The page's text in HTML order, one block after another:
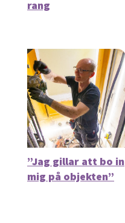
rang
”Jag gillar att bo in
mig på objekten”